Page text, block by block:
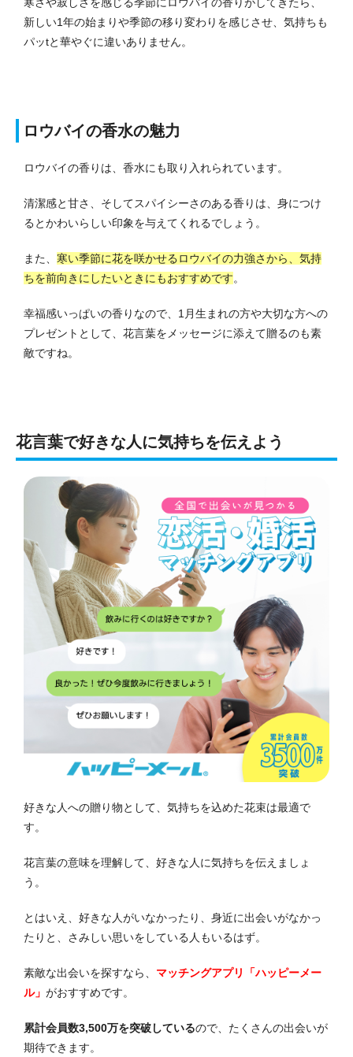
新しい1年の始まりや季節の移り変わりを感じさせ、気持ちも
パッtと華やぐに違いありません。
ロウバイの香水の魅力
ロウバイの香りは、香水にも取り入れられています。
清潔感と甘さ、そしてスパイシーさのある香りは、身につけ
るとかわいらしい印象を与えてくれるでしょう。
また、 寒い季節に花を咲かせるロウバイの力強さから、気持
ちを前向きにしたいときにもおすすめです。
幸福感いっぱいの香りなので、1月生まれの方や大切な方への
プレゼントとして、花言葉をメッセージに添えて贈るのも素
敵ですね。
花言葉で好きな人に気持ちを伝えよう
好きな人への贈り物として、気持ちを込めた花束は最適で
す。
花言葉の意味を理解して、好きな人に気持ちを伝えましょ
う。
とはいえ、好きな人がいなかったり、身近に出会いがなかっ
たりと、さみしい思いをしている人もいるはず。
素敵な出会いを探すなら、 マッチングアプリ「ハッピーメー
ル」 がおすすめです。
累計会員数3,500万を突破しているので、たくさんの出会いが
期待できます。